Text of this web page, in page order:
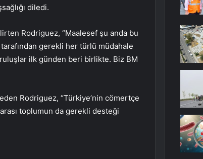
diledi.
Rodriguez, “Maalesef şu anda bu
gerekli her türlü müdahale
ilk günden beri birlikte. Biz BM
Rodriguez, “Türkiye’nin cömertçe
toplumun da gerekli desteği